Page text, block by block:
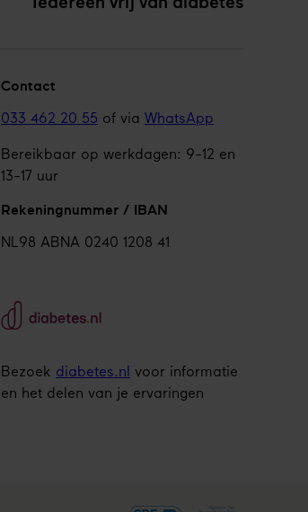
Contact
033 462 20 55 of via WhatsApp
Bereikbaar op werkdagen: 9-12 en
13-17 uur
Rekeningnummer / IBAN
NL98 ABNA 0240 1208 41
Bezoek diabetes.nl voor informatie
en het delen van je ervaringen